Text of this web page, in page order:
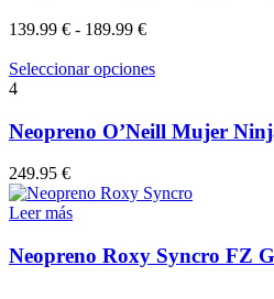
producto
opciones
se
elegir
en
de
139.99 € - 189.99 €Rango
precios:
hasta
189.99 €
Seleccionar opcionesEste
múltiples
variantes.
opciones
se
elegir
en
4
Neopreno O’Neill Mujer
249.95 €
Leer más
Neopreno Roxy Syncro FZ